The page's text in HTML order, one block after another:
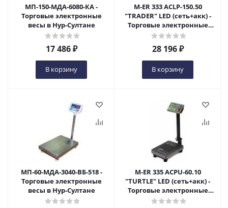
МП-150-МДА-6080-КА -
Торговые электронные
весы в Нур-Султане
17 486₽
В корзину
M-ER 333 ACLP-150.50
"TRADER" LED (сеть+акк) -
Торговые электронные
весы в Нур-Султане
28 196₽
В корзину
МП-60-МДА-3040-ВБ-518 -
Торговые электронные
весы в Нур-Султане
M-ER 335 ACPU-60.10
"TURTLE" LED (сеть+акк) -
Торговые электронные
весы в Нур-Султане